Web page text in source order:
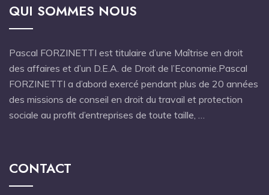
QUI SOMMES NOUS
Pascal FORZINETTI est titulaire d’une Maîtrise en droit
des affaires et d’un D.E.A. de Droit de l’Economie.Pascal
FORZINETTI a d’abord exercé pendant plus de 20 années
des missions de conseil en droit du travail et protection
sociale au profit d’entreprises de toute taille, …
CONTACT